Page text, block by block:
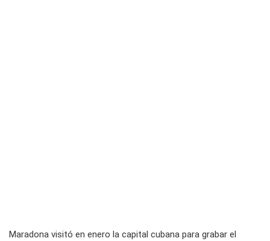
Maradona visitó en enero la capital cubana para grabar el